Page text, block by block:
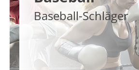
Baseball-Schläger